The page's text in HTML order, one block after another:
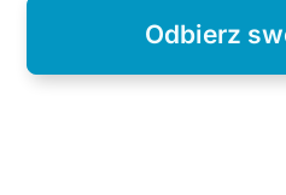
Odbierz